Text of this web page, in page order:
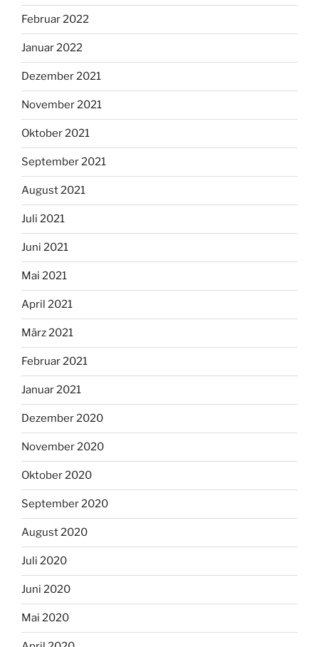
Februar 2022
Januar 2022
Dezember 2021
November 2021
Oktober 2021
September 2021
August 2021
Juli 2021
Juni 2021
Mai 2021
April 2021
März 2021
Februar 2021
Januar 2021
Dezember 2020
November 2020
Oktober 2020
September 2020
August 2020
Juli 2020
Juni 2020
Mai 2020